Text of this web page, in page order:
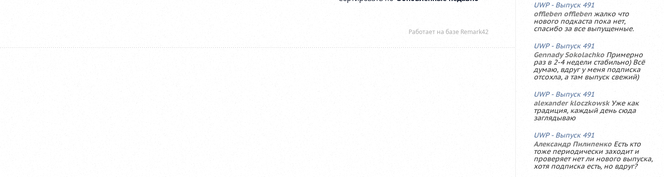
UWP - Выпуск 491
offleben offleben жалко что
нового подкаста пока нет,
спасибо за все выпущенные.
UWP - Выпуск 491
Gennady Sokolachko Примерно
раз в 2-4 недели стабильно) Всё
думаю, вдруг у меня подписка
отсохла, а там выпуск свежий)
UWP - Выпуск 491
alexander kloczkowsk Уже как
традиция, каждый день сюда
заглядываю
UWP - Выпуск 491
Александр Пилипенко Есть кто
тоже периодически заходит и
проверяет нет ли нового выпуска,
хотя подписка есть, но вдруг?